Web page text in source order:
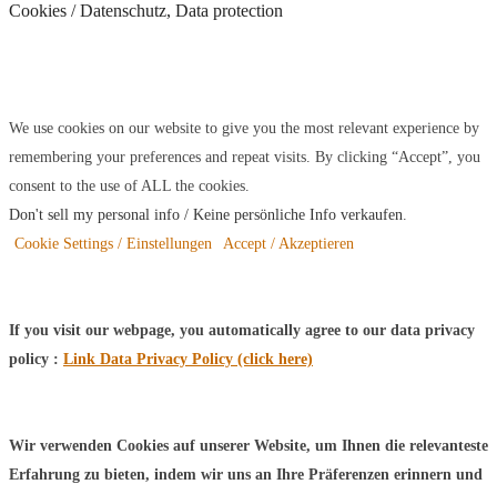
Cookies / Datenschutz, Data protection
We use cookies on our website to give you the most relevant experience by
remembering your preferences and repeat visits. By clicking “Accept”, you
consent to the use of ALL the cookies.
Don't sell my personal info / Keine persönliche Info verkaufen
Cookie Settings / Einstellungen
Accept / Akzeptieren
If you visit our webpage, you automatically agree to our data privacy
policy : Link Data Privacy Policy (click here)
Wir verwenden Cookies auf unserer Website, um Ihnen die relevanteste
Erfahrung zu bieten, indem wir uns an Ihre Präferenzen erinnern und